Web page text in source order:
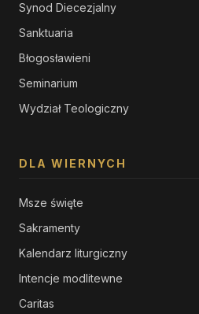
Synod Diecezjalny
Sanktuaria
Błogosławieni
Seminarium
Wydział Teologiczny
DLA WIERNYCH
Msze święte
Sakramenty
Kalendarz liturgiczny
Intencje modlitewne
Caritas